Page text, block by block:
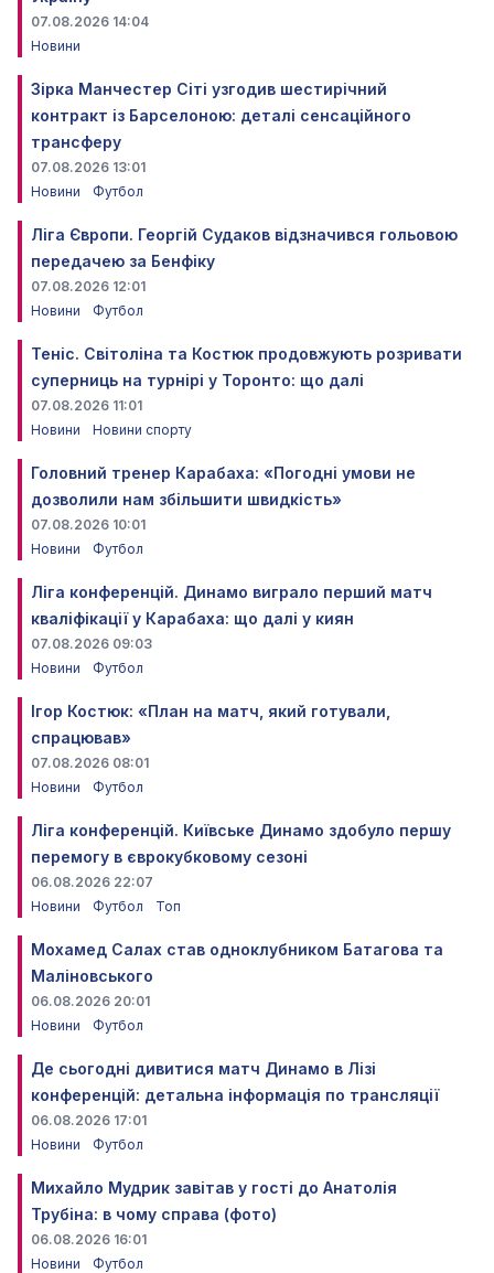
07.08.2026 14:04
Новини
Зірка Манчестер Сіті узгодив шестирічний
контракт із Барселоною: деталі сенсаційного
трансферу
07.08.2026 13:01
Новини
Футбол
Ліга Європи. Георгій Судаков відзначився гольовою
передачею за Бенфіку
07.08.2026 12:01
Новини
Футбол
Теніс. Світоліна та Костюк продовжують розривати
суперниць на турнірі у Торонто: що далі
07.08.2026 11:01
Новини
Новини спорту
Головний тренер Карабаха: «Погодні умови не
дозволили нам збільшити швидкість»
07.08.2026 10:01
Новини
Футбол
Ліга конференцій. Динамо виграло перший матч
кваліфікації у Карабаха: що далі у киян
07.08.2026 09:03
Новини
Футбол
Ігор Костюк: «План на матч, який готували,
спрацював»
07.08.2026 08:01
Новини
Футбол
Ліга конференцій. Київське Динамо здобуло першу
перемогу в єврокубковому сезоні
06.08.2026 22:07
Новини
Футбол Топ
Мохамед Салах став одноклубником Батагова та
Маліновського
06.08.2026 20:01
Новини
Футбол
Де сьогодні дивитися матч Динамо в Лізі
конференцій: детальна інформація по трансляції
06.08.2026 17:01
Новини
Футбол
Михайло Мудрик завітав у гості до Анатолія
Трубіна: в чому справа (фото)
06.08.2026 16:01
Новини
Футбол